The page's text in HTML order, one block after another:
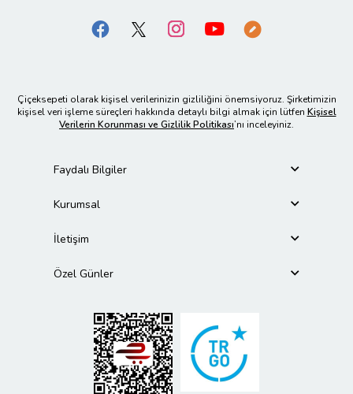
Çiçeksepeti olarak kişisel verilerinizin gizliliğini önemsiyoruz. Şirketimizin
kişisel veri işleme süreçleri hakkında detaylı bilgi almak için lütfen Kişisel
Verilerin Korunması ve Gizlilik Politikası’nı inceleyiniz.
Faydalı Bilgiler
Kurumsal
İletişim
Özel Günler